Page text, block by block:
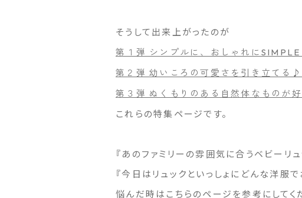
そうして出来上がったのが
第１弾 シンプルに、おしゃれにSIMPLE
第２弾 幼いころの可愛さを引き立てる
第３弾 ぬくもりのある自然体なものが
これらの特集ページです。
『あのファミリーの雰囲気に合うベビーリ
『今日はリュックといっしょにどんな洋服で
悩んだ時はこちらのページを参考にしてく